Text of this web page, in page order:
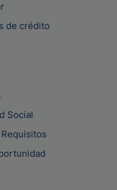
de crédito
Social